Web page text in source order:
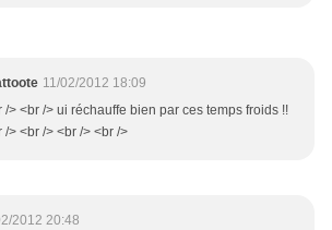
11/02/2012 18:09
/> <br /> ui réchauffe bien par ces temps froids !!
/> <br /> <br /> <br />
2012 20:48